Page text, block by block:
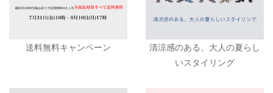
送料無料キャンペーン
清涼感のある、大人の夏らし
いスタイリング